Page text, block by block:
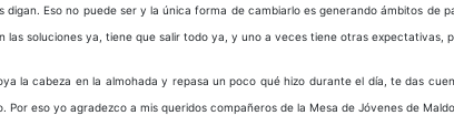
digan. Eso no puede ser y la única forma de cambiarlo es generando ámbitos
las soluciones ya, tiene que salir todo ya, y uno a veces tiene otras expectativas,
la cabeza en la almohada y repasa un poco qué hizo durante el día, te das
Por eso yo agradezco a mis queridos compañeros de la Mesa de Jóvenes de